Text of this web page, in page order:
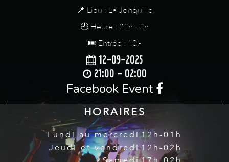
📍 Lieu : La Jonquille
🕘 Heure : 21h - 2h
🎟️ Entrée : 10.-
12-09-2025
21:00 - 02:00
Facebook Event
HORAIRES
Lundi au mercredi
Jeudi et vendredi
12h-01h
12h-02h